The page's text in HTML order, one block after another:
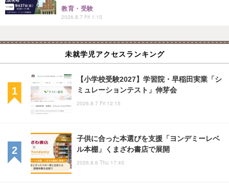
教育・受験
2026.8.7 Fri 1:15
未就学児アクセスランキング
【小学校受験2027】学習院・早稲田実業「シ
ミュレーションテスト」伸芽会
2026.8.7 Fri 12:15
子供に合った本選びを支援「ヨンデミーレベ
ル本棚」くまざわ書店で展開
2026.8.6 Thu 17:45